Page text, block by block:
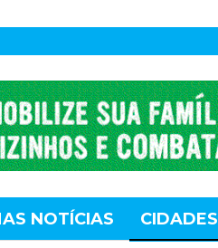
NOTÍCIAS CIDADES